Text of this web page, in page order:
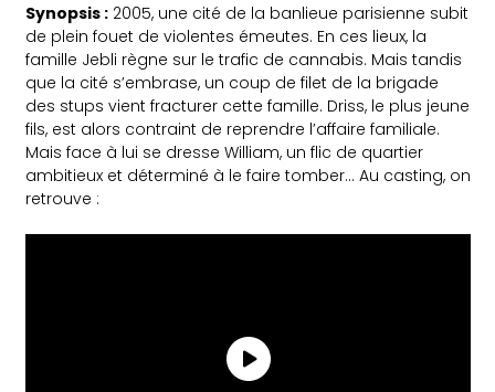
Synopsis : 2005, une cité de la banlieue parisienne subit
de plein fouet de violentes émeutes. En ces lieux, la
famille Jebli règne sur le trafic de cannabis. Mais tandis
que la cité s’embrase, un coup de filet de la brigade
des stups vient fracturer cette famille. Driss, le plus jeune
fils, est alors contraint de reprendre l’affaire familiale.
Mais face à lui se dresse William, un flic de quartier
ambitieux et déterminé à le faire tomber… Au casting, on
retrouve :